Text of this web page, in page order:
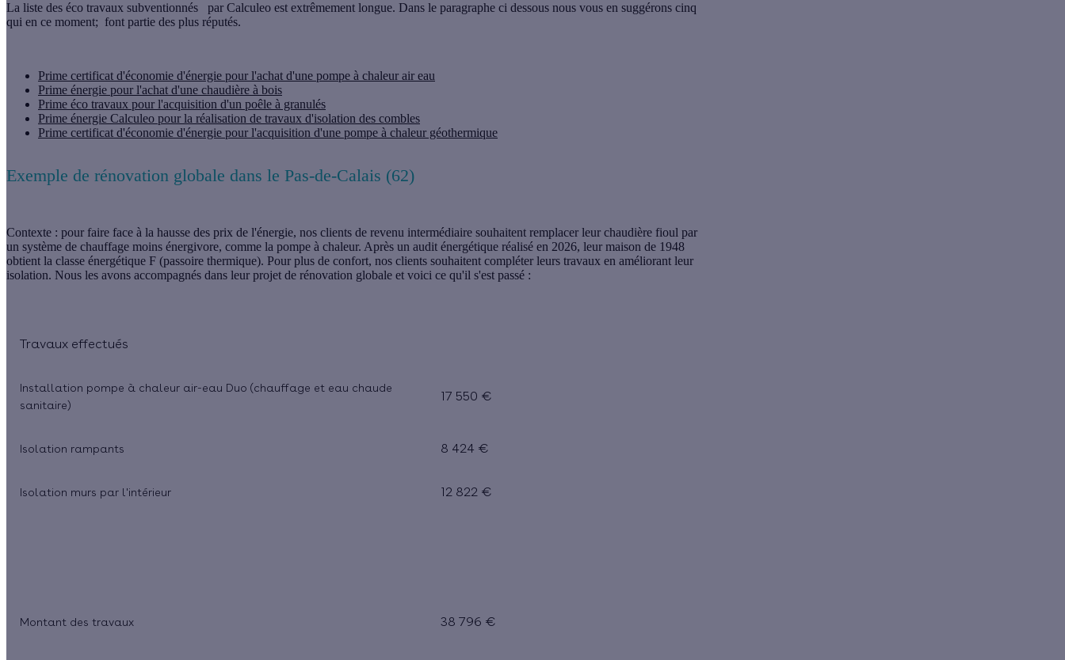
La liste des éco travaux subventionnés par Calculeo est extrêmement longue. Dans le paragraphe ci dessous nous vous en suggérons cinq
qui en ce moment; font partie des plus réputés.
Prime certificat d'économie d'énergie pour l'achat d'une pompe à chaleur air eau
Prime énergie pour l'achat d'une chaudière à bois
Prime éco travaux pour l'acquisition d'un poêle à granulés
Prime énergie Calculeo pour la réalisation de travaux d'isolation des combles
Prime certificat d'économie d'énergie pour l'acquisition d'une pompe à chaleur géothermique
Exemple de rénovation globale dans le Pas-de-Calais (62)
Contexte : pour faire face à la hausse des prix de l'énergie, nos clients de revenu intermédiaire souhaitent remplacer leur chaudière fioul par
un système de chauffage moins énergivore, comme la pompe à chaleur. Après un audit énergétique réalisé en 2026, leur maison de 1948
obtient la classe énergétique F (passoire thermique). Pour plus de confort, nos clients souhaitent compléter leurs travaux en améliorant leur
isolation. Nous les avons accompagnés dans leur projet de rénovation globale et voici ce qu'il s'est passé :
Travaux effectués
Installation pompe à chaleur air-eau Duo (chauffage et eau chaude
sanitaire)
17 550 €
Isolation rampants 8 424 €
Isolation murs par l'intérieur 12 822 €
Montant des travaux 38 796 €